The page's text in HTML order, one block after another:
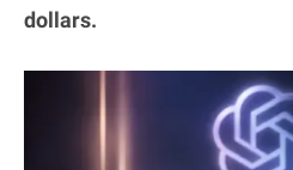
dollars.